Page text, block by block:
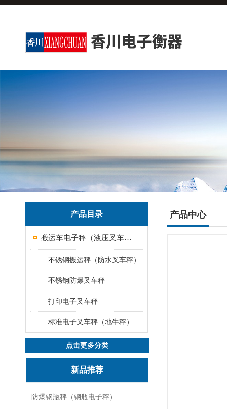
产品目录
搬运车电子秤（液压叉车电子称）
不锈钢搬运秤（防水叉车秤）
不锈钢防爆叉车秤
打印电子叉车秤
标准电子叉车秤（地牛秤）
点击更多分类
新品推荐
防爆钢瓶秤（钢瓶电子秤）
产品中心